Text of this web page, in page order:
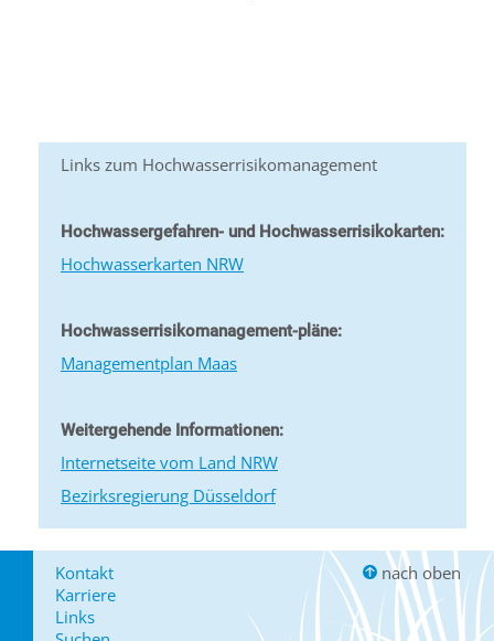
Links zum Hochwasserrisikomanagement
Hochwassergefahren- und Hochwasserrisikokarten:
Hochwasserkarten NRW
Hochwasserrisikomanagement-pläne:
Managementplan Maas
Weitergehende Informationen:
Internetseite vom Land NRW
Bezirksregierung Düsseldorf
Kontakt
Karriere
Links
nach oben